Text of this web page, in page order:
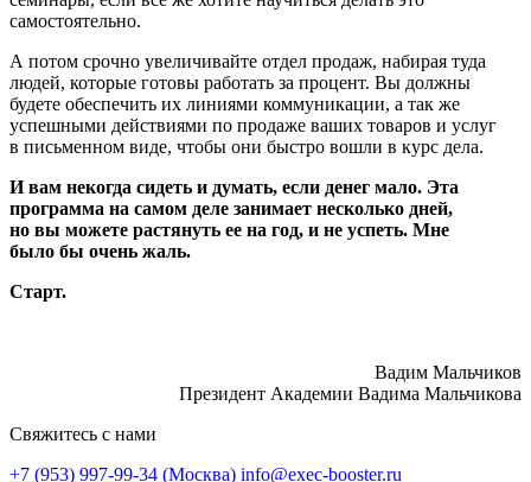
самостоятельно.
А потом срочно увеличивайте отдел продаж, набирая туда
людей, которые готовы работать за процент. Вы должны
будете обеспечить их линиями коммуникации, а так же
успешными действиями по продаже ваших товаров и услуг
в письменном виде, чтобы они быстро вошли в курс дела.
И вам некогда сидеть и думать, если денег мало. Эта
программа на самом деле занимает несколько дней,
но вы можете растянуть ее на год, и не успеть. Мне
было бы очень жаль.
Старт.
Вадим Мальчиков
Президент Академии Вадима Мальчикова
Свяжитесь с нами
+7 (953) 997-99-34 (Москва) info@exec-booster.ru